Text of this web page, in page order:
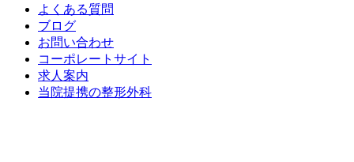
よくある質問
ブログ
お問い合わせ
コーポレートサイト
求人案内
当院提携の整形外科